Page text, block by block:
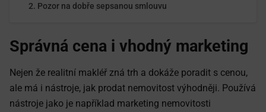
Pozor na dobře sepsanou smlouvu
Správná cena i vhodný marketing
Nejen že realitní makléř zná trh a dokáže poradit s cenou,
ale má i nástroje, jak prodat nemovitost výhodněji. Používá
nástroje jako je například marketing nemovitosti